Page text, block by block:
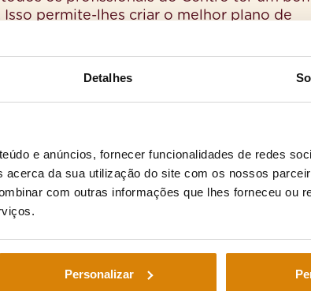
Detalhes
e anúncios, fornecer funcionalidades de redes
acerca da sua utilização do site com os nossos
com outras informações que lhes forneceu ou
Personalizar
permite-lhes criar o melhor plano de
que os fazem sentir como se